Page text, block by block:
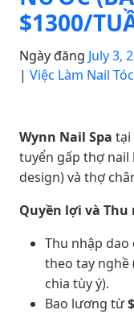
$1300/
Ngày đăng July 3,
| Việc Làm Nail Tóc
Wynn Nail Spa tại
tuyển gấp thợ nail
design) và thợ
Quyền lợi và Thu
Thu nhập
theo tay nghề
chia tùy ý).
Bao lương từ